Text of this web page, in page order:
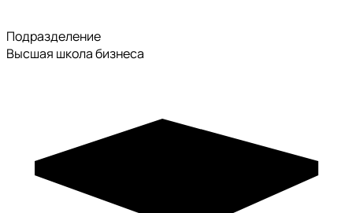
Подразделение
Высшая школа бизнеса